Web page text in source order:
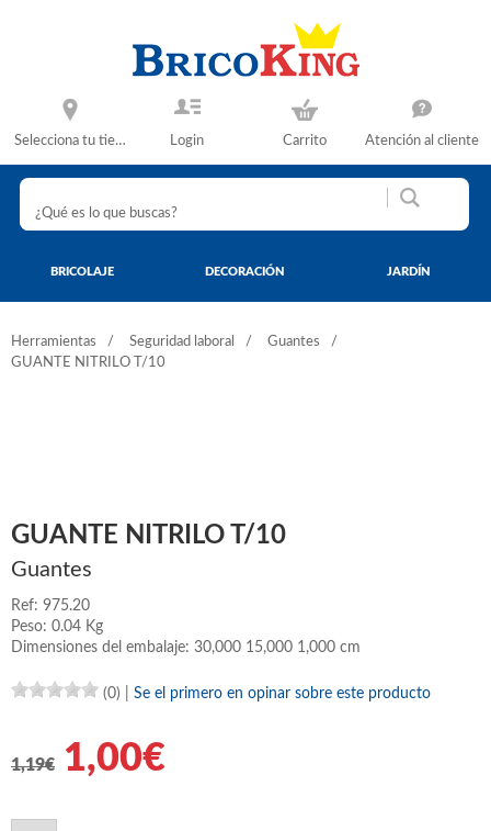
Selecciona tu tienda Login Carrito Atención al cliente
BRICOLAJE DECORACIÓN JARDÍN
Herramientas Seguridad laboral
Guantes
GUANTE NITRILO T/10
GUANTE NITRILO T/10
Guantes
Ref: 975.20
Peso: 0.04 Kg
Dimensiones del embalaje: 30,000 15,000 1,000 cm
(0) Se el primero en opinar sobre este producto
1,19€ 1,00€